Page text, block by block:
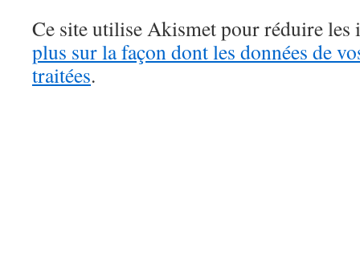
Ce site utilise Akismet pour réduire les
plus sur la façon dont les données de
traitées.